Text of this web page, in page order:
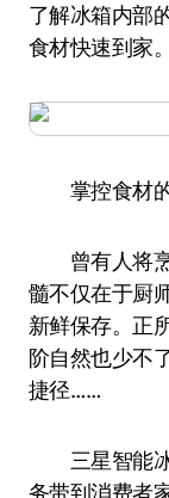
了解冰箱内部
食材快速到家。
掌控食材的
曾有人将烹
髓不仅在于厨
新鲜保存。正
阶自然也少不
捷径……
三星智能冰